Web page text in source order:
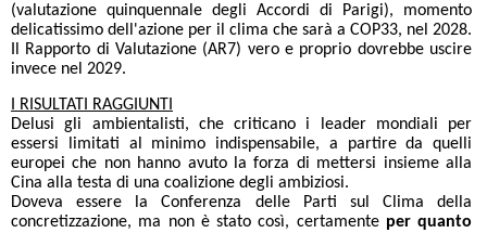
(valutazione quinquennale degli Accordi di Parigi), momento
delicatissimo dell'azione per il clima che sarà a COP33, nel 2028.
Il Rapporto di Valutazione (AR7) vero e proprio dovrebbe uscire
invece nel 2029.
I RISULTATI RAGGIUNTI
Delusi gli ambientalisti, che criticano i leader mondiali per
essersi limitati al minimo indispensabile, a partire da quelli
europei che non hanno avuto la forza di mettersi insieme alla
Cina alla testa di una coalizione degli ambiziosi.
Doveva essere la Conferenza delle Parti sul Clima della
concretizzazione, ma non è stato così, certamente per quanto